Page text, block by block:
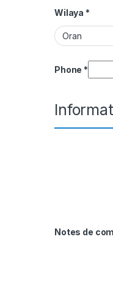
Wilaya *
Phone *
Notes de